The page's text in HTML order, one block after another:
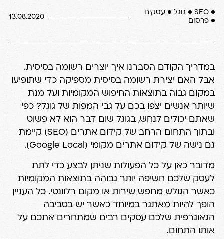
SEO גוגל
עסקים
פרסום
13.08.2020
במדריך הקודם הסברנו איך יוצרים רשומה בסיסית.
אבל האם יצירת רשומה בסיסית מספיקה כדי שתופיעו
במקום גבוה בתוצאות החיפוש המקומיות ועל מנת
שיותר אנשים יצפו בכם על גבי המפות של גוגל? כפי
שאתם יכולים לנחש, בגוגל שום דבר הוא לא פשוט
ובתוך התחום הרחב של קידום אתרים (SEO) קיימת
גם נישה של קידום אתרים מקומי (Google Local).
מדובר כאן על כל הפעולות שניתן לבצע כדי לתת
לעסק שלכם חשיפה יותר גבוהה בתוצאות המקומיות
כאשר הגולש מחפש שירות או מקום רלוונטי. כל העניין
הופך להיות מאתגר במיוחד כאשר יש בסביבה
הגאוגרפית שלכם עסקים רבים שמתחרים אתכם על
אותו התחום.